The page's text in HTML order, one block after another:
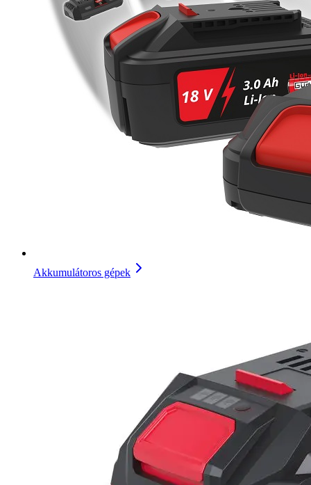
Akkumulátoros gépek